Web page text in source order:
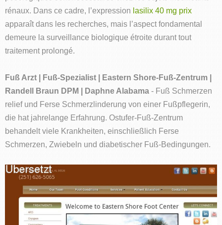
rénaux. Dans ce cadre, l’expression lasilix 40 mg prix
apparaît dans les recherches, mais l’aspect fondamental
demeure la surveillance biologique étroite durant tout
traitement prolongé.
Fuß Arzt | Fuß-Spezialist | Eastern Shore-Fuß-Zentrum |
Randell Braun DPM | Daphne Alabama - Fuß Schmerzen
relief und Ferse Schmerzlinderung von einer Fußpflegerin,
die hat jahrelange Erfahrung. Ostufer-Fuß-Zentrum
behandelt viele Krankheiten, einschließlich Ferse
Schmerzen, Zwiebeln und diabetischer Fuß-Bedingungen.